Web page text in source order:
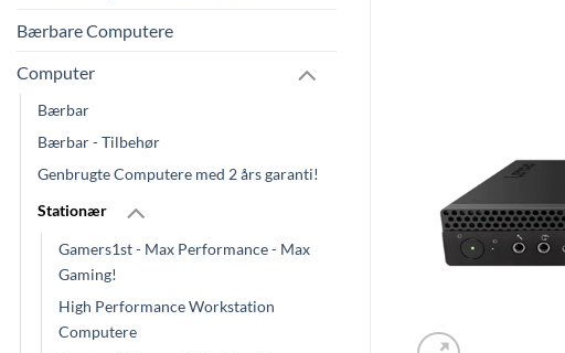
Bærbare Computere
Computer
Bærbar
Bærbar - Tilbehør
Genbrugte Computere med 2 års garanti!
Stationær
Gamers1st - Max Performance - Max
Gaming!
High Performance Workstation
Computere